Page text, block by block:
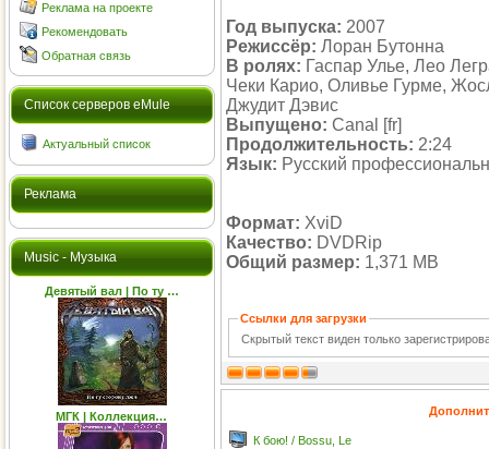
Реклама на проекте
Рекомендовать
Обратная связь
Cписок серверов eMule
Актуальный список
Реклама
Music - Музыка
Девятый вал | По ту …
МГК | Коллекция…
Год выпуска: 2007
Режиссёр: Лоран Бутонна
В ролях: Гаспар Улье, Лео
Чеки Карио, Оливье Гурме,
Джудит Дэвис
Выпущено: Canal [fr]
Продолжительность: 2:24
Язык: Русский
Формат: XviD
Качество: DVDRip
Общий размер: 1,371 MB
Ссылки для загрузки
Скрытый текст виден только
К бою! / Bossu, Le